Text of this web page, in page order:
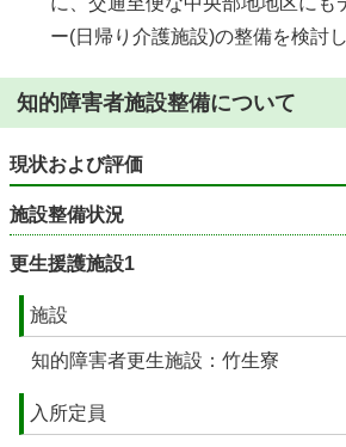
ー(日帰り介護施設)の整備を検討
知的障害者施設整備について
現状および評価
施設整備状況
更生援護施設1
施設
知的障害者更生施設：竹生寮
入所定員